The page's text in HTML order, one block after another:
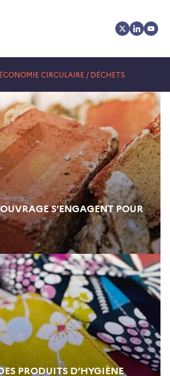
ÉCONOMIE CIRCULAIRE / DÉCHETS
S’ENGAGENT POUR
PRODUITS D’HYGIÈNE